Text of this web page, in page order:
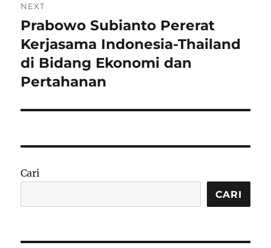
NEXT
Next
post:
Prabowo Subianto Pererat
Kerjasama Indonesia-Thailand
di Bidang Ekonomi dan
Pertahanan
Cari
CARI